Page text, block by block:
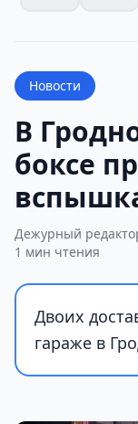
Новости
В
боксе
Дежурный
1 мин чтения
Двоих
гараже в